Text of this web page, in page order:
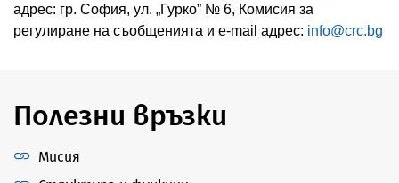
адрес: гр. София, ул. „Гурко” № 6, Комисия за
регулиране на съобщенията и e-mail адрес: info@crc.bg
Полезни връзки
Мисия